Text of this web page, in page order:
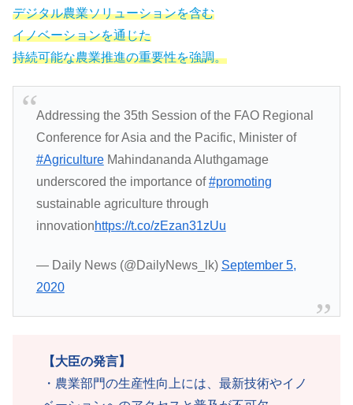
デジタル農業ソリューションを含む
イノベーションを通じた
持続可能な農業推進の重要性を強調。
Addressing the 35th Session of the FAO Regional
Conference for Asia and the Pacific, Minister of
#AgricultureMahindananda Aluthgamage
underscored the importance of#promoting
sustainable agriculture through
innovationhttps://t.co/zEzan31zUu
— Daily News (@DailyNews_lk) September 5,
2020
【大臣の発言】
・農業部門の生産性向上には、最新技術やイノ